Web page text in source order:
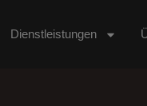
Dienstleistungen